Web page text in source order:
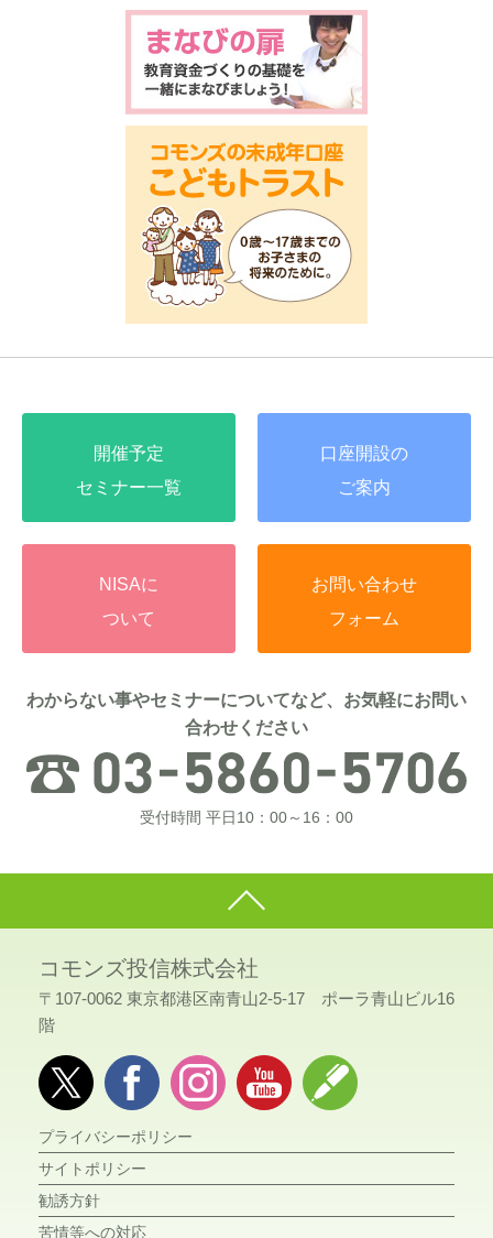
開催予定
セミナー一覧
口座開設の
ご案内
NISAに
ついて
お問い合わせ
フォーム
わからない事やセミナーについてなど、お気軽にお問い
合わせください
受付時間 平日10：00～16：00
コモンズ投信株式会社
〒107-0062 東京都港区南青山2-5-17 ポーラ青山ビル16
階
プライバシーポリシー
サイトポリシー
勧誘方針
苦情等への対応